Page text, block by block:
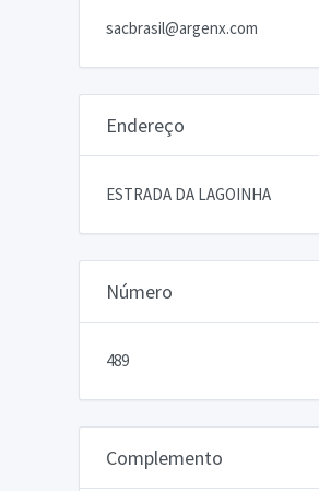
sacbrasil@argenx.com
Endereço
ESTRADA DA LAGOINHA
Número
489
Complemento